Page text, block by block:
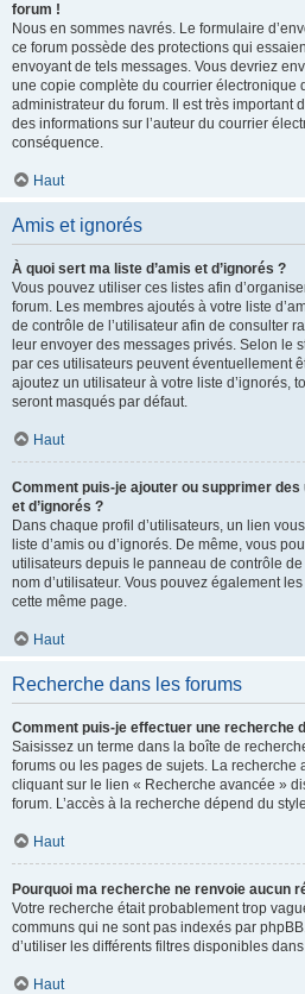
forum !
Nous en sommes navrés. Le formulaire
ce forum possède des protections qui
envoyant de tels messages. Vous devriez
une copie complète du courrier électronique
administrateur du forum. Il est très important
des informations sur l’auteur du courrier
conséquence.
Haut
Amis et ignorés
À quoi sert ma liste d’amis et d’ignorés ?
Vous pouvez utiliser ces listes afin
forum. Les membres ajoutés à votre liste
de contrôle de l’utilisateur afin de consulter
leur envoyer des messages privés. Selon le
par ces utilisateurs peuvent éventuellement
ajoutez un utilisateur à votre liste d’ignorés,
seront masqués par défaut.
Haut
Comment puis-je ajouter ou supprimer des
et d’ignorés ?
Dans chaque profil d’utilisateurs, un lien
liste d’amis ou d’ignorés. De même, vous
utilisateurs depuis le panneau de contrôle
nom d’utilisateur. Vous pouvez également
cette même page.
Haut
Recherche dans les forums
Comment puis-je effectuer une recherche
Saisissez un terme dans la boîte de
forums ou les pages de sujets. La recherche
cliquant sur le lien « Recherche avancée »
forum. L’accès à la recherche dépend du
Haut
Pourquoi ma recherche ne renvoie aucun
Votre recherche était probablement trop
communs qui ne sont pas indexés par
d’utiliser les différents filtres disponibles
Haut